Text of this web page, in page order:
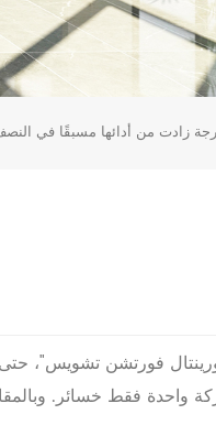
زادت من أدائها مسبقًا في